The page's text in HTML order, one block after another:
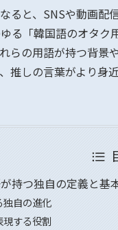
ると、SNSや動画
る「韓国語のオタ
らの用語が持つ背
推しの言葉がより身
持つ独自の定義と基
独自の進化
する役割